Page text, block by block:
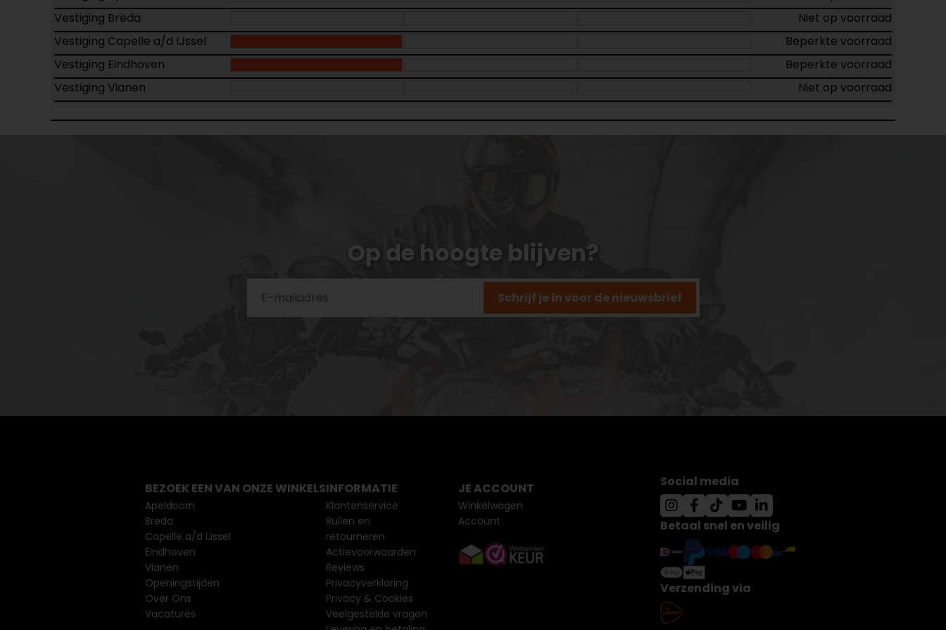
Vestiging Breda
Niet op voorraad
Vestiging Capelle a/d IJssel
Beperkte voorraad
Vestiging Eindhoven
Beperkte voorraad
Vestiging Vianen
Niet op voorraad
Op de hoogte blijven?
Schrijf je in voor de nieuwsbrief
BEZOEK EEN VAN ONZE WINKELS
Apeldoorn
Breda
Capelle a/d IJssel
Eindhoven
Vianen
Openingstijden
Over Ons
Vacatures
INFORMATIE
Klantenservice
Ruilen en
retourneren
Actievoorwaarden
Reviews
Privacyverklaring
Privacy & Cookies
Veelgestelde vragen
JE ACCOUNT
Winkelwagen
Account
Social media
Betaal snel en veilig
Verzending via